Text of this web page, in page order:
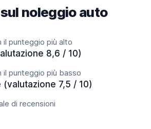
noleggio auto
il punteggio più alto
8,6 / 10)
il punteggio più basso
(valutazione 7,5 / 10)
di recensioni